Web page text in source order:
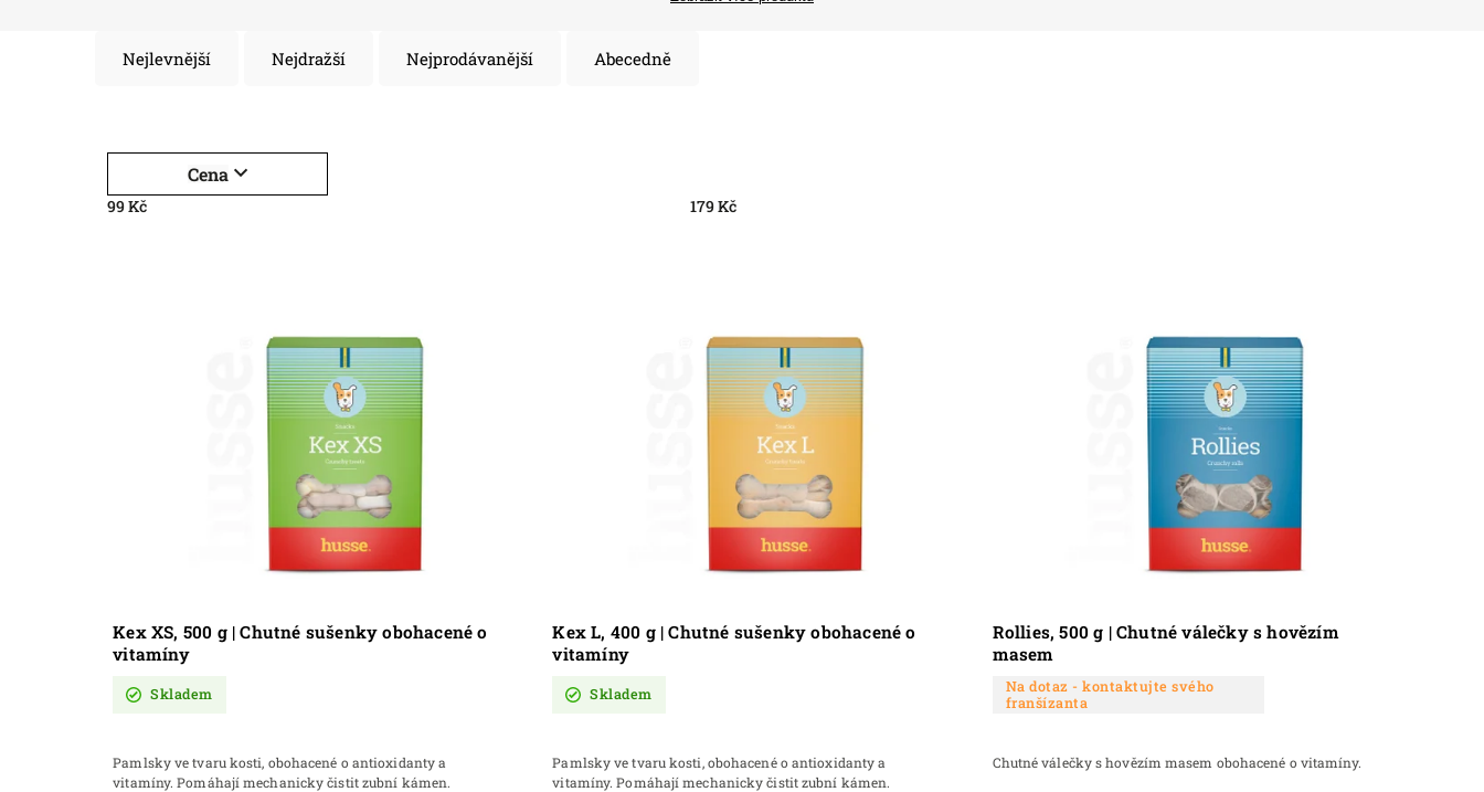
Nejlevnější Nejdražší Nejprodávanější Abecedně
Cena
99Kč 179Kč
Kex XS, 500 g | Chutné sušenky obohacené o
vitamíny
Skladem
Pamlsky ve tvaru kosti, obohacené o antioxidanty a
vitamíny. Pomáhají mechanicky čistit zubní kámen.
Kex L, 400 g | Chutné sušenky obohacené o
vitamíny
Skladem
Pamlsky ve tvaru kosti, obohacené o antioxidanty a
vitamíny. Pomáhají mechanicky čistit zubní kámen.
Rollies, 500 g | Chutné válečky s hovězím
masem
Na dotaz - kontaktujte svého
franšízanta
Chutné válečky s hovězím masem obohacené o vitamíny.